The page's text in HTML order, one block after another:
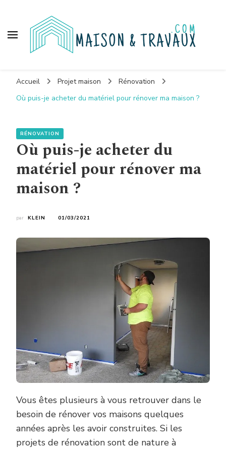
Accueil Projet maison
Rénovation
Où puis-je acheter du matériel pour rénover ma maison ?
RÉNOVATION
Où puis-je acheter du
matériel pour rénover ma
maison ?
par KLEIN 01/03/2021
Vous êtes plusieurs à vous retrouver dans le
besoin de rénover vos maisons quelques
années après les avoir construites. Si les
projets de rénovation sont de nature à